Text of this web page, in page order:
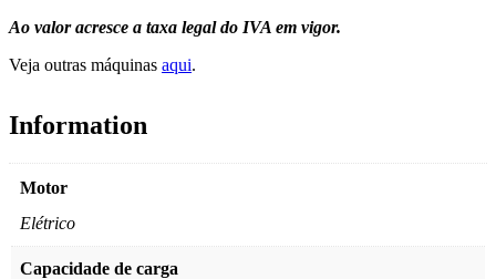
Ao valor acresce a taxa legal do IVA em vigor.
Veja outras máquinas aqui.
Information
Motor
Elétrico
Capacidade de carga